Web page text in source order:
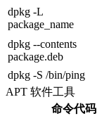
dpkg -L
package_name
dpkg --contents
package.deb
dpkg -S /bin/ping
APT 软件工具
命令代码